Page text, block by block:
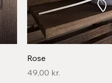
Rose
Pris
49,00 kr.